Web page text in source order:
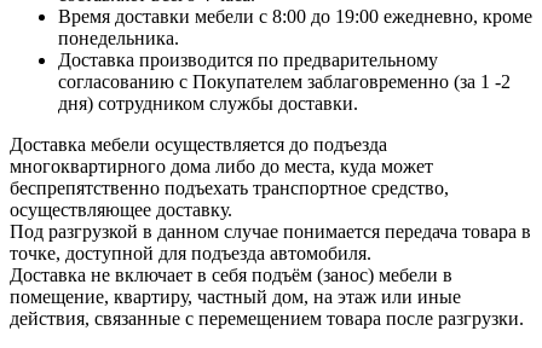
Время доставки мебели с 8:00 до 19:00 ежедневно, кроме
понедельника.
Доставка производится по предварительному
согласованию с Покупателем заблаговременно (за 1 -2
дня) сотрудником службы доставки.
Доставка мебели осуществляется до подъезда
многоквартирного дома либо до места, куда может
беспрепятственно подъехать транспортное средство,
осуществляющее доставку.
Под разгрузкой в данном случае понимается передача товара в
точке, доступной для подъезда автомобиля.
Доставка не включает в себя подъём (занос) мебели в
помещение, квартиру, частный дом, на этаж или иные
действия, связанные с перемещением товара после разгрузки.